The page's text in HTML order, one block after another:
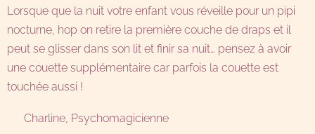
Lorsque que la nuit votre enfant vous réveille pour un pipi
nocturne, hop on retire la première couche de draps et il
peut se glisser dans son lit et finir sa nuit… pensez à avoir
une couette supplémentaire car parfois la couette est
touchée aussi !
💜 Charline, Psychomagicienne